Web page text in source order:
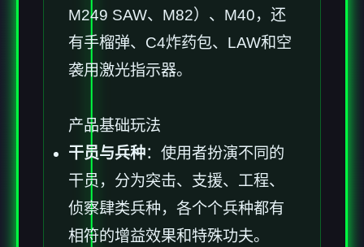
M249 SAW、M82）、M40，还
有手榴弹、C4炸药包、LAW和空
袭用激光指示器。
产品基础玩法
干员与兵种：使用者扮演不同的
干员，分为突击、支援、工程、
侦察肆类兵种，各个个兵种都有
相符的增益效果和特殊功夫。